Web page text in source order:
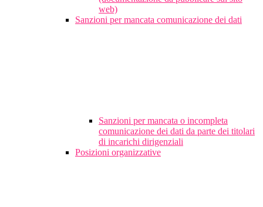
web)
Sanzioni per mancata comunicazione dei dati
Sanzioni per mancata o incompleta
comunicazione dei dati da parte dei titolari
di incarichi dirigenziali
Posizioni organizzative